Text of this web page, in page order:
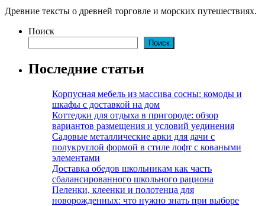
Древние тексты о древней торговле и морских путешествиях.
Поиск
Поиск
Последние статьи
Корпусная мебель из массива сосны: комоды и
шкафы с доставкой на дом
Коттеджи для отдыха в пригороде: обзор
вариантов размещения и условий уединения
Садовые металлические арки для дачи с
полукруглой формой в стиле лофт с коваными
элементами
Доставка обедов школьникам как часть
сбалансированного школьного рациона
Пеленки, клеенки и полотенца для
новорожденных: что нужно знать при выборе